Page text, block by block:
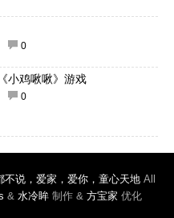
0
小鸡啾啾》游戏
0
不说，爱家，爱你，童心天地 All
& 水冷眸 制作 & 方宝家 优化